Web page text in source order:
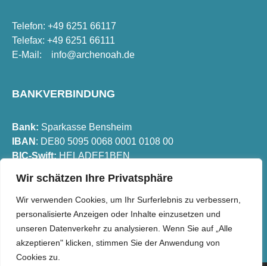
Wir schätzen Ihre Privatsphäre
Wir verwenden Cookies, um Ihr Surferlebnis zu verbessern,
personalisierte Anzeigen oder Inhalte einzusetzen und
unseren Datenverkehr zu analysieren. Wenn Sie auf „Alle
akzeptieren" klicken, stimmen Sie der Anwendung von
Cookies zu.
Telefon: +49 6251 66117
Telefax: +49 6251 66111
E-Mail: info@archenoah.de
BANKVERBINDUNG
Bank: Sparkasse Bensheim
IBAN : DE80 5095 0068 0001 0108 00
BIC-Swift: HELADEF1BEN
FOLGEN SIE UNS